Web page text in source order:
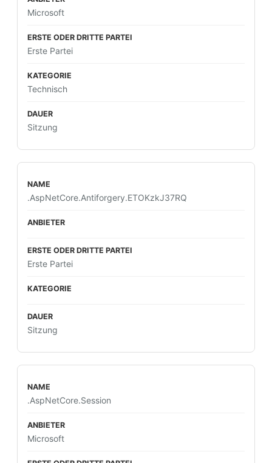
Microsoft
Erste Partei
Technisch
Sitzung
.AspNetCore.Antiforgery.ETOKzkJ37RQ
Erste Partei
Sitzung
.AspNetCore.Session
Microsoft